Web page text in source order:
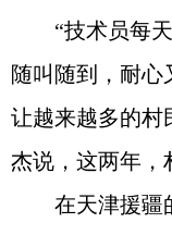
“技术员每
随叫随到，耐心
让越来越多的村
杰说，这两年，
在天津援疆